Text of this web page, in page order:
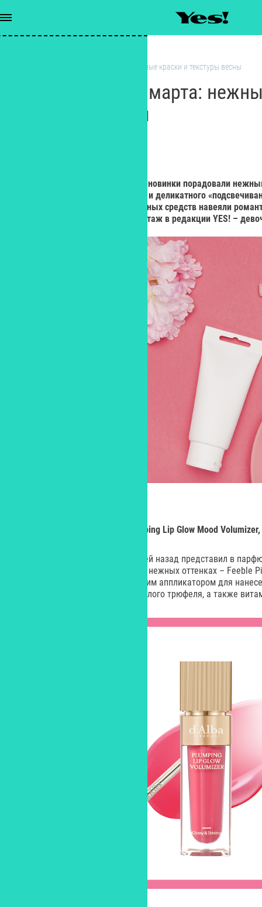
Бьюти-новинки марта: нежные краски и текстуры весны
Бьюти-новинки марта:
текстуры весны
Самые первые весенние бьюти-новинки порадовали
словно созданными для заботы и деликатного
Тонкие ароматы парфюмированных средств навеяли
упаковки и вовсе вызвали ажиотаж в редакции YES! –
Блески-пламперы для губ Plumping Lip Glow Mood
Бренд d'Alba буквально пару дней назад представил в
блески-пламперы для губ в трех нежных оттенках – Feeble
Новинка снабжена металлическим аппликатором для
ингредиент марки – экстракт белого трюфеля, а также